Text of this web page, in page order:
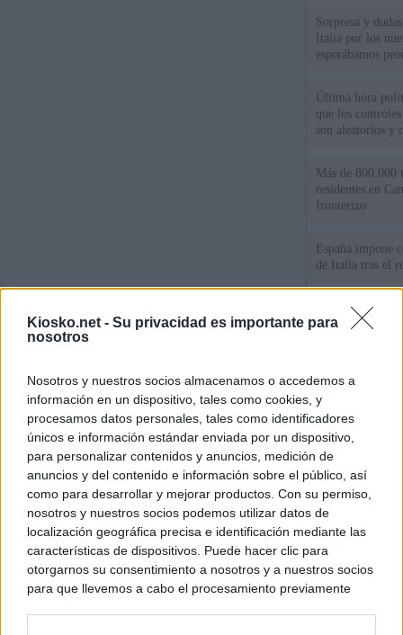
Kiosko.net - Su privacidad es importante para
nosotros
Nosotros y nuestros socios almacenamos o accedemos a
información en un dispositivo, tales como cookies, y
procesamos datos personales, tales como identificadores
únicos e información estándar enviada por un dispositivo,
para personalizar contenidos y anuncios, medición de
anuncios y del contenido e información sobre el público, así
como para desarrollar y mejorar productos. Con su permiso,
nosotros y nuestros socios podemos utilizar datos de
localización geográfica precisa e identificación mediante las
características de dispositivos. Puede hacer clic para
otorgarnos su consentimiento a nosotros y a nuestros socios
para que llevemos a cabo el procesamiento previamente
Sorpresa y
Italia por los
esperábamos
Última hora
que los
son aleatorios y
Más de 800.000
residentes en
fronterizo
España impone
de Italia tras el
Qué hay detrás
España por la
personas se
algo"
© Kiosko.net Aviso Legal Privacidad y Cookies